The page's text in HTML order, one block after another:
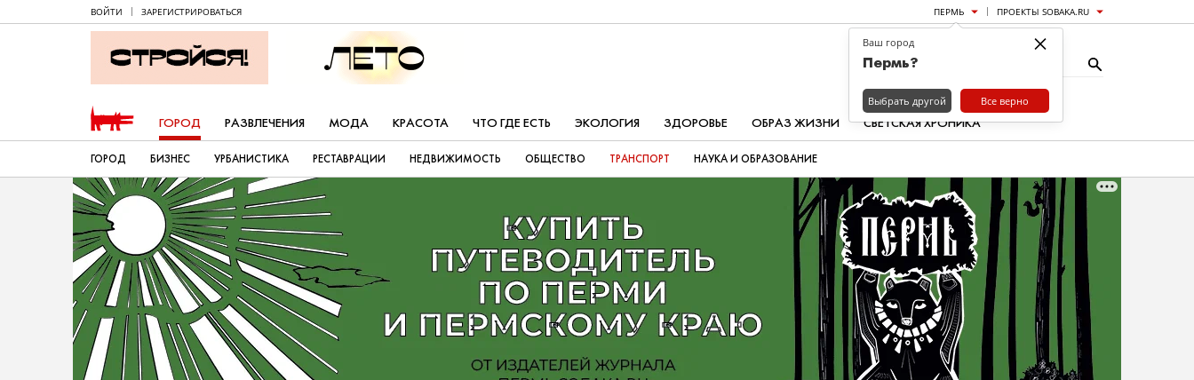
ВОЙТИ ЗАРЕГИСТРИРОВАТЬСЯ ПЕРМЬ ПРОЕКТЫ SOBAKA.RU
ГОРОД РАЗВЛЕЧЕНИЯ МОДА КРАСОТА ЧТО ГДЕ ЕСТЬ ЭКОЛОГИЯ ЗДОРОВЬЕ ОБРАЗ ЖИЗНИ СВЕТСКАЯ ХРОНИКА
ГОРОД БИЗНЕС УРБАНИСТИКА РЕСТАВРАЦИИ НЕДВИЖИМОСТЬ ОБЩЕСТВО ТРАНСПОРТ НАУКА И ОБРАЗОВАНИЕ
×
Ваш город
Пермь?
Выбрать другой Все верно